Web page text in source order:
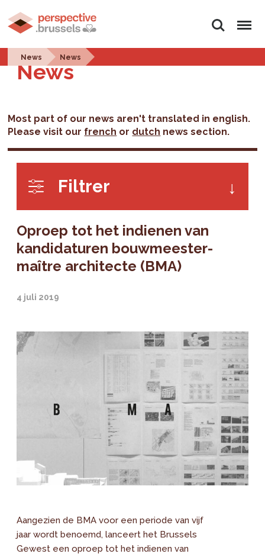
Zoeken Menu
News News
News
Most part of our news aren't translated in english.
Please visit our french or dutch news section.
Filtrer
Oproep tot het indienen van
kandidaturen bouwmeester-
maître architecte (BMA)
4 juli 2019
Aangezien de BMA voor een periode van vijf
jaar wordt benoemd, lanceert het Brussels
Gewest een oproep tot het indienen van